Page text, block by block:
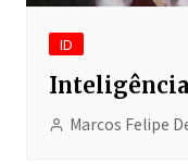
ID
Marcos Felipe